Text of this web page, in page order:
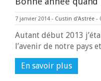
7 janvier 2014 - Custin d'Astrée -
Autant début 2013
l’avenir de notre pays
En savoir plus